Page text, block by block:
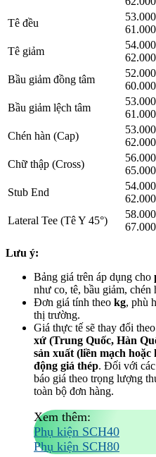
Tê đều
61.000
Tê giảm
62.000
Bầu giảm đồng tâm
60.000
Bầu giảm lệch tâm
61.000
Chén hàn (Cap)
62.000
Chữ thập (Cross)
65.000
Stub End
62.000
Lateral Tee (Tê Y 45°)
67.000
Lưu ý:
Bảng giá trên áp dụng cho
như co, tê, bầu giảm,
Đơn giá tính theo kg, phù
thị trường.
Giá thực tế sẽ thay đổi theo
xứ (Trung Quốc, Hàn
sản xuất (liền mạch
động giá thép. Đối với
báo giá theo trọng lượng
toàn bộ đơn hàng.
Xem thêm:
Phụ kiện SCH40
Phụ kiện SCH80